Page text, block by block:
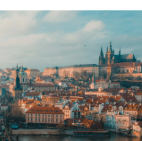
ディングし、管理
ームレスに統合する
ルなグローバルHR・給与処理ソ
ューションでチームを拡大する
ル
、通貨オプションと支払スピー